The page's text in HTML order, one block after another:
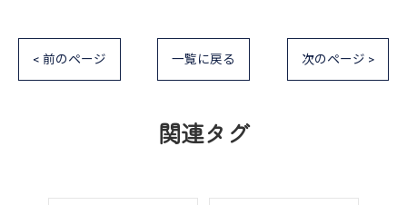
< 前のページ 一覧に戻る 次のページ >
関連タグ